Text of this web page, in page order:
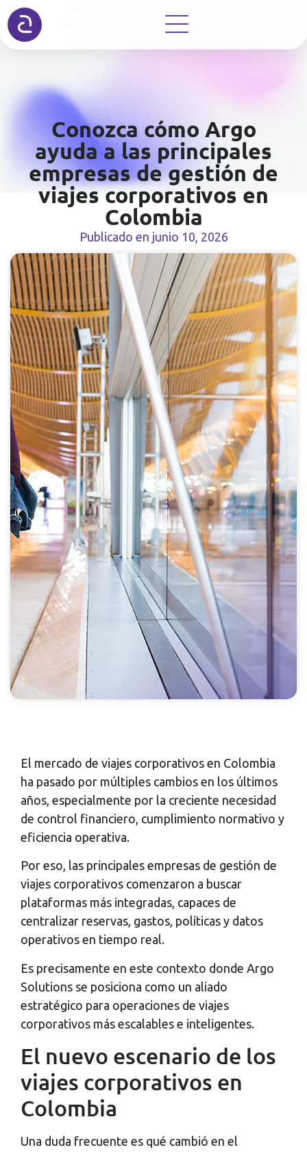
Conozca cómo Argo
ayuda a las principales
empresas de gestión de
viajes corporativos en
Colombia
Publicado en junio 10, 2026
El mercado de viajes corporativos en Colombia
ha pasado por múltiples cambios en los últimos
años, especialmente por la creciente necesidad
de control financiero, cumplimiento normativo y
eficiencia operativa.
Por eso, las principales empresas de gestión de
viajes corporativos comenzaron a buscar
plataformas más integradas, capaces de
centralizar reservas, gastos, políticas y datos
operativos en tiempo real.
Es precisamente en este contexto donde Argo
Solutions se posiciona como un aliado
estratégico para operaciones de viajes
corporativos más escalables e inteligentes.
El nuevo escenario de los
viajes corporativos en
Colombia
Una duda frecuente es qué cambió en el